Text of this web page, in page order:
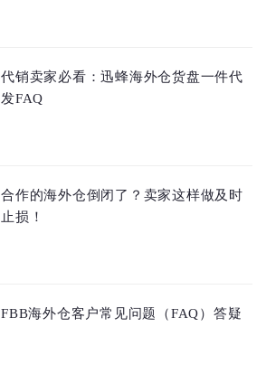
代销卖家必看：迅蜂海外仓货盘一件代
发FAQ
合作的海外仓倒闭了？卖家这样做及时
止损！
FBB海外仓客户常见问题（FAQ）答疑